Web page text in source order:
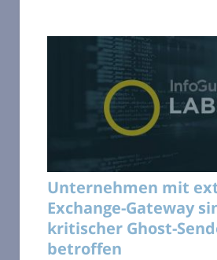
Unternehmen mit
Exchange-Gateway
kritischer Ghost-
betroffen